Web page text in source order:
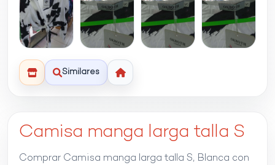
Similares
Camisa manga larga talla S
Comprar Camisa manga larga talla S, Blanca con